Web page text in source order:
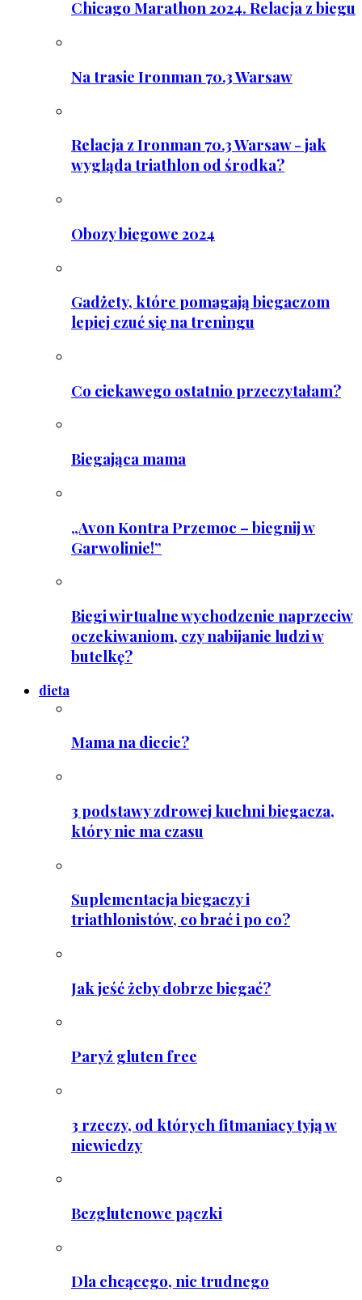
Chicago Marathon 2024. Relacja z biegu
Na trasie Ironman 70.3 Warsaw
Relacja z Ironman 70.3 Warsaw - jak
wygląda triathlon od środka?
Obozy biegowe 2024
Gadżety, które pomagają biegaczom
lepiej czuć się na treningu
Co ciekawego ostatnio przeczytałam?
Biegająca mama
„Avon Kontra Przemoc – biegnij w
Garwolinie!”
Biegi wirtualne wychodzenie naprzeciw
oczekiwaniom, czy nabijanie ludzi w
butelkę?
dieta
Mama na diecie?
3 podstawy zdrowej kuchni biegacza,
który nie ma czasu
Suplementacja biegaczy i
triathlonistów, co brać i po co?
Jak jeść żeby dobrze biegać?
Paryż gluten free
3 rzeczy, od których fitmaniacy tyją w
niewiedzy
Bezglutenowe pączki
Dla chcącego, nic trudnego